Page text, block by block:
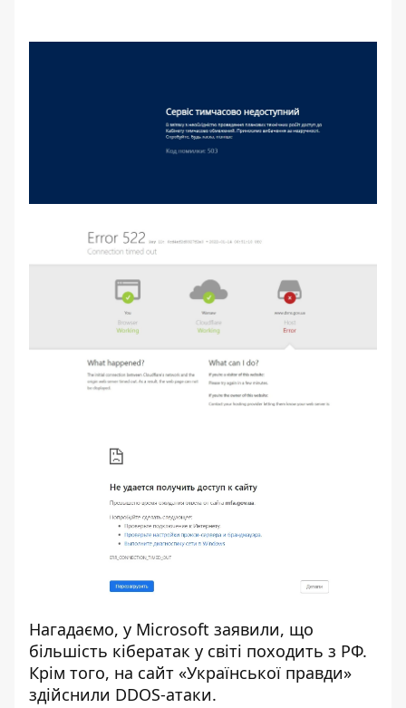
Нагадаємо, у Microsoft заявили, що
більшість кібератак у світі походить з РФ.
Крім того, на сайт «Української правди»
здійснили DDOS-атаки.